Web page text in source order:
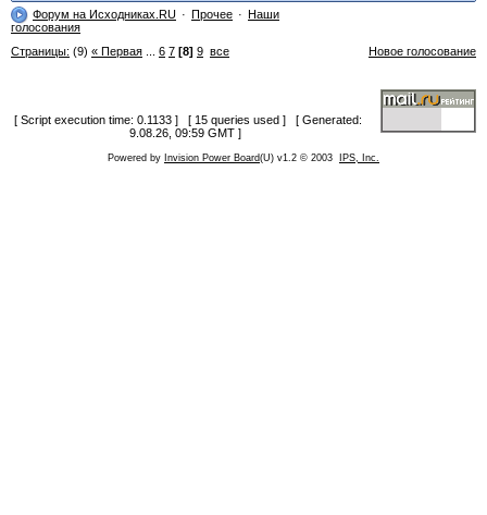
Форум на Исходниках.RU
Прочее
Наши
голосования
Страницы: (9) « Первая 6 7 [8] 9 все Новое голосование
[ Script execution time: 0.1133 ] [ 15 queries used ] [ Generated:
9.08.26, 09:59 GMT ]
Powered by Invision Power Board(U) v1.2 © 2003 IPS, Inc.